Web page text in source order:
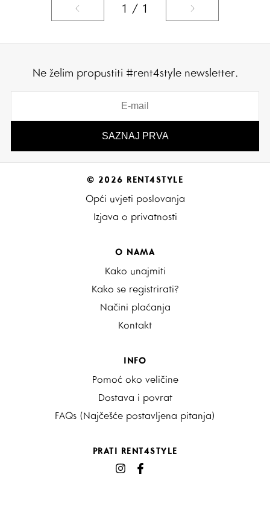
1 / 1
Ne želim propustiti #rent4style newsletter.
© 2026 RENT4STYLE
Opći uvjeti poslovanja
Izjava o privatnosti
O NAMA
Kako unajmiti
Kako se registrirati?
Načini plaćanja
Kontakt
INFO
Pomoć oko veličine
Dostava i povrat
FAQs (Najčešće postavljena pitanja)
PRATI RENT4STYLE